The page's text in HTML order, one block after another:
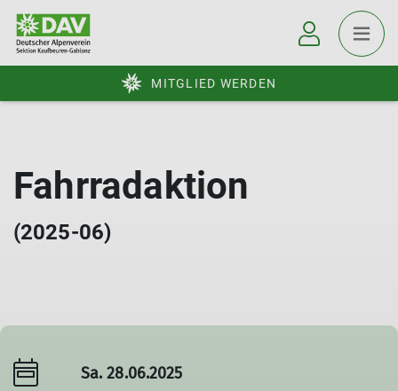
MITGLIED WERDEN
Fahrradaktion
(2025-06)
Sa. 28.06.2025